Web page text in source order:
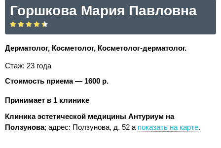
Горшкова Мария Павловна
Дерматолог, Косметолог, Косметолог-дерматолог.
Стаж: 23 года
Стоимость приема — 1600 р.
Принимает в 1 клинике
Клиника эстетической медицины Антуриум на
Ползунова; адрес: Ползунова, д. 52 а показать на карте.